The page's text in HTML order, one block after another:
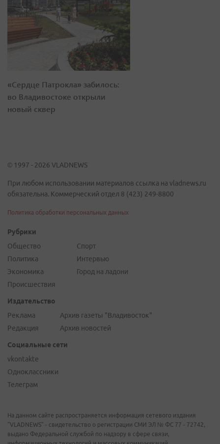
«Сердце Патрокла» забилось:
во Владивостоке открыли
новый сквер
© 1997 - 2026 VLADNEWS
При любом использовании материалов ссылка на vladnews.ru
обязательна. Коммерческий отдел 8 (423) 249-8800
Политика обработки персональных данных
Рубрики
Общество
Политика
Экономика
Происшествия
Спорт
Интервью
Город на ладони
Издательство
Реклама
Редакция
Архив газеты "Владивосток"
Архив новостей
Социальные сети
vkontakte
Одноклассники
Телеграм
На данном сайте распространяется информация сетевого издания
"VLADNEWS" - свидетельство о регистрации СМИ ЭЛ № ФС 77 - 72742,
выдано Федеральной службой по надзору в сфере связи,